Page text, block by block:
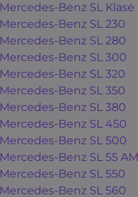
Mercedes-Benz SL Klasė
Mercedes-Benz SL 230
Mercedes-Benz SL 280
Mercedes-Benz SL 300
Mercedes-Benz SL 320
Mercedes-Benz SL 350
Mercedes-Benz SL 380
Mercedes-Benz SL 450
Mercedes-Benz SL 500
Mercedes-Benz SL 55
Mercedes-Benz SL 550
Mercedes-Benz SL 560